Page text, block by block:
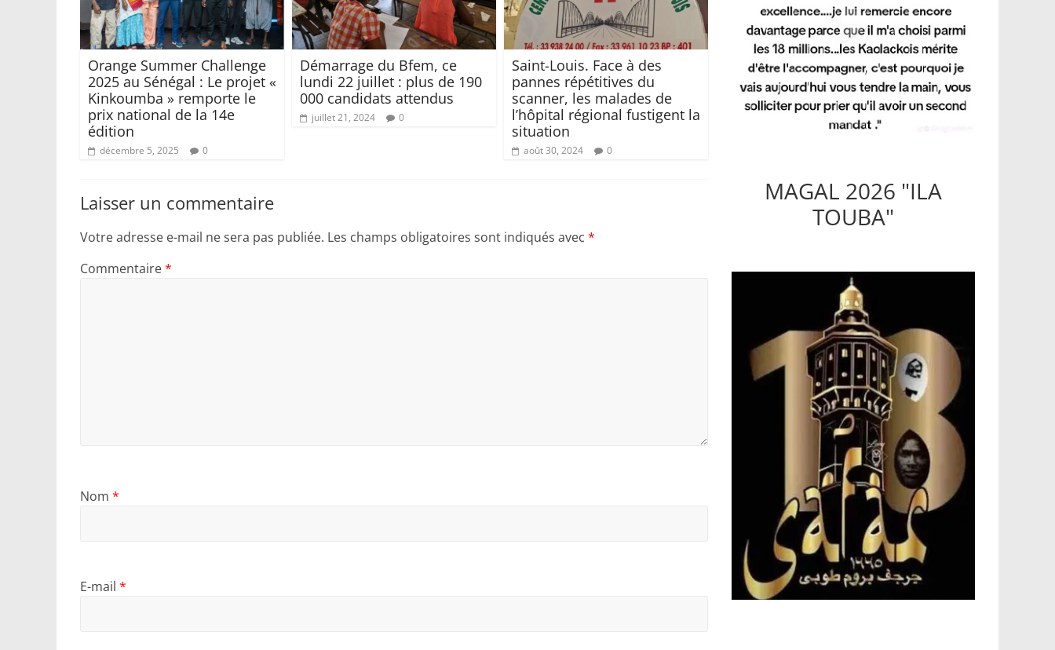
Orange Summer Challenge
2025 au Sénégal : Le projet «
Kinkoumba » remporte le
prix national de la 14e
édition
décembre 5, 2025 0
Démarrage du Bfem, ce
lundi 22 juillet : plus de 190
000 candidats attendus
juillet 21, 2024 0
Saint-Louis. Face à des
pannes répétitives du
scanner, les malades de
l’hôpital régional fustigent la
situation
août 30, 2024 0
Laisser un commentaire
Votre adresse e-mail ne sera pas publiée. Les champs obligatoires sont indiqués avec *
Commentaire*
Nom *
E-mail *
MAGAL 2026 "ILA
TOUBA"